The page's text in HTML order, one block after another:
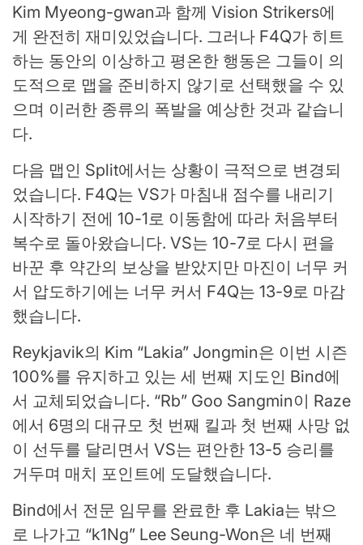
Kim Myeong-gwan과 함께 Vision Strikers에
게 완전히 재미있었습니다. 그러나 F4Q가 히트
하는 동안의 이상하고 평온한 행동은 그들이 의
도적으로 맵을 준비하지 않기로 선택했을 수 있
으며 이러한 종류의 폭발을 예상한 것과 같습니
다.
다음 맵인 Split에서는 상황이 극적으로 변경되
었습니다. F4Q는 VS가 마침내 점수를 내리기
시작하기 전에 10-1로 이동함에 따라 처음부터
복수로 돌아왔습니다. VS는 10-7로 다시 편을
바꾼 후 약간의 보상을 받았지만 마진이 너무 커
서 압도하기에는 너무 커서 F4Q는 13-9로 마감
했습니다.
Reykjavik의 Kim “Lakia” Jongmin은 이번 시즌
100%를 유지하고 있는 세 번째 지도인 Bind에
서 교체되었습니다. “Rb” Goo Sangmin이 Raze
에서 6명의 대규모 첫 번째 킬과 첫 번째 사망 없
이 선두를 달리면서 VS는 편안한 13-5 승리를
거두며 매치 포인트에 도달했습니다.
Bind에서 전문 임무를 완료한 후 Lakia는 밖으
로 나가고 “k1Ng” Lee Seung-Won은 네 번째